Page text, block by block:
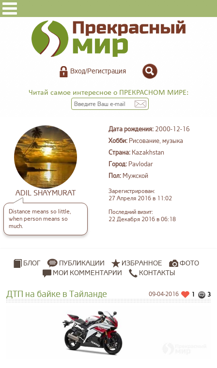
Вход/Регистрация
Читай самое интересное о ПРЕКРАСНОМ МИРЕ:
ADIL SHAYMURAT
Distance means so little,
when person means so
much.
Дата рождения: 2000-12-16
Хобби: Рисование, музыка
Страна: Kazakhstan
Город: Pavlodar
Пол: Мужской
Зарегистрирован:
27 Апреля 2016 в 11:02
Последний визит:
22 Декабря 2016 в 06:18
БЛОГ ПУБЛИКАЦИИ ИЗБРАННОЕ
ФОТО
МОИ КОММЕНТАРИИ
КОНТАКТЫ
ДТП на байке в Тайланде 09-04-2016 3
1